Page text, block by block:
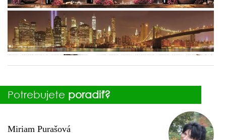
Potrebujete poradiť?
Miriam Purašová